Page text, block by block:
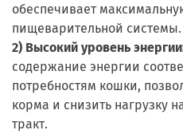
обеспечивает
пищеварительной системы.
2) Высокий уровень
содержание энергии
потребностям кошки,
корма и снизить нагрузку
тракт.